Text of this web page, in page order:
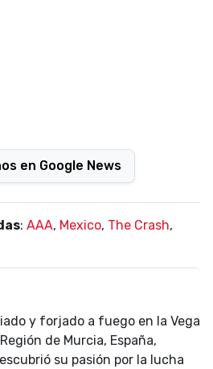
en Google News
: AAA, Mexico, The Crash,
y forjado a fuego en la Vega
de Murcia, España,
su pasión por la lucha